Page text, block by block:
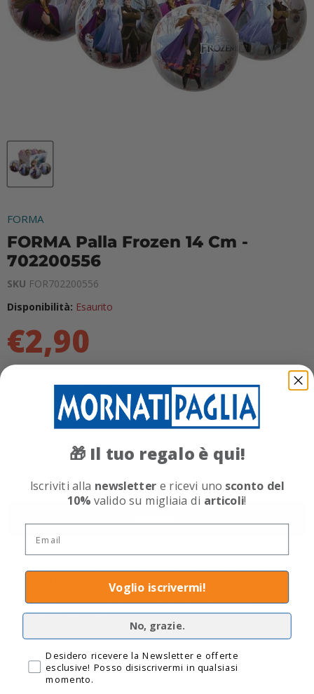
FORMA
FORMA Palla Frozen 14 Cm -
702200556
SKU FOR702200556
Disponibilità: Esaurito
€2,90
Prezzo di listino: €2,99
La spedizione in negozio è sempre gratuita!
Scopri il
più vicino a te
Consegna espressa disponibile 1-4 giorni
Spedizione gratuita per tutti gli ordini superiori a
🎁 Il tuo regalo è qui!
Iscriviti alla newslettere ricevi uno sconto del
10% valido su migliaia di articoli!
Voglio iscrivermi!
No, grazie.
Privacy
Desidero ricevere la Newsletter e offerte
esclusive! Posso disiscrivermi in qualsiasi
momento.